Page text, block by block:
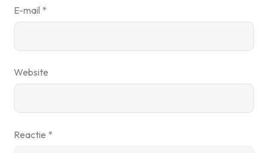
E-mail *
Website
Reactie *